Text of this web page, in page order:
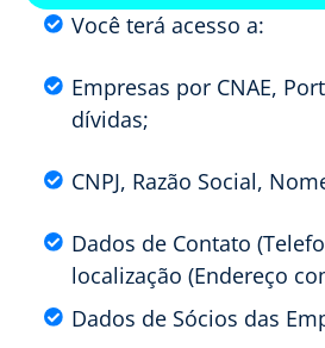
Você terá acesso a:
Empresas por CNAE,
dívidas;
CNPJ, Razão Social,
Dados de Contato
localização (Endereço
Dados de Sócios das